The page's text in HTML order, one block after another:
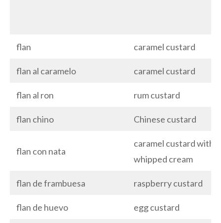
flan caramel custard
flan al caramelo caramel custard
flan al ron rum custard
flan chino Chinese custard
flan con nata
caramel custard with
whipped cream
flan de frambuesa raspberry custard
flan de huevo egg custard